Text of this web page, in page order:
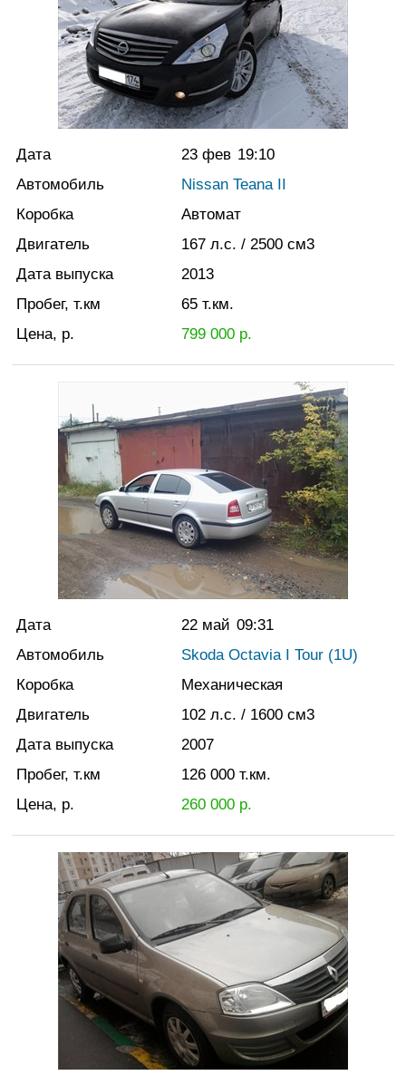
Дата 23 фев 19:10
Автомобиль
Nissan Teana II
Коробка
Автомат
Двигатель
167 л.с. / 2500 см3
Дата выпуска
2013
Пробег, т.км
65 т.км.
Цена, р.
799 000р.
Дата 22 май 09:31
Автомобиль
Skoda Octavia I Tour (1U)
Коробка
Механическая
Двигатель
102 л.с. / 1600 см3
Дата выпуска
2007
Пробег, т.км
126 000 т.км.
Цена, р.
260 000р.